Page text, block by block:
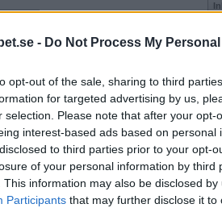
- Do Not Process My
opt-out of the sale, sharing to third
for targeted advertising by us,
selection. Please note that after your
interest-based ads based on
to third parties prior to your opt-
of your personal information by third
This information may also be disclosed
Participants that may further disclose it to
Nästa sida »
2018-12-28 21:34